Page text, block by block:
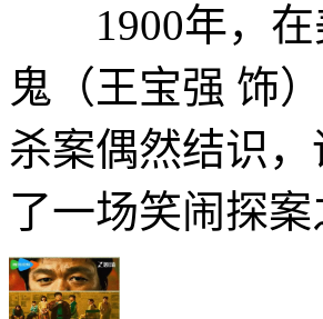
1900年，在
鬼（王宝强 饰
杀案偶然结识
了一场笑闹探